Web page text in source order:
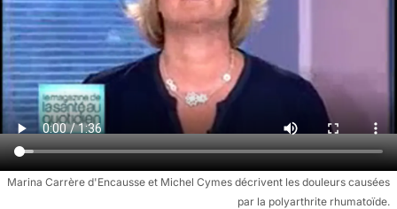
Marina Carrère d'Encausse et Michel Cymes décrivent les douleurs causées
par la polyarthrite rhumatoïde.